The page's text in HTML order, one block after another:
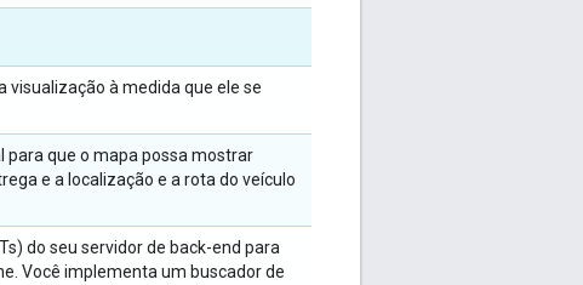
visualização à medida que ele se
que o mapa possa mostrar
e a localização e a rota do veículo
do seu servidor de back-end para
Você implementa um buscador de